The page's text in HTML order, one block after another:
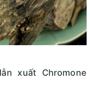
xuất Chromone